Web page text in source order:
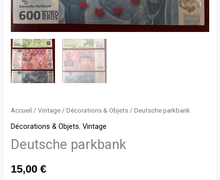
Accueil /Vintage /Décorations & Objets / Deutsche parkbank
Décorations & Objets,Vintage
Deutsche parkbank
15,00€